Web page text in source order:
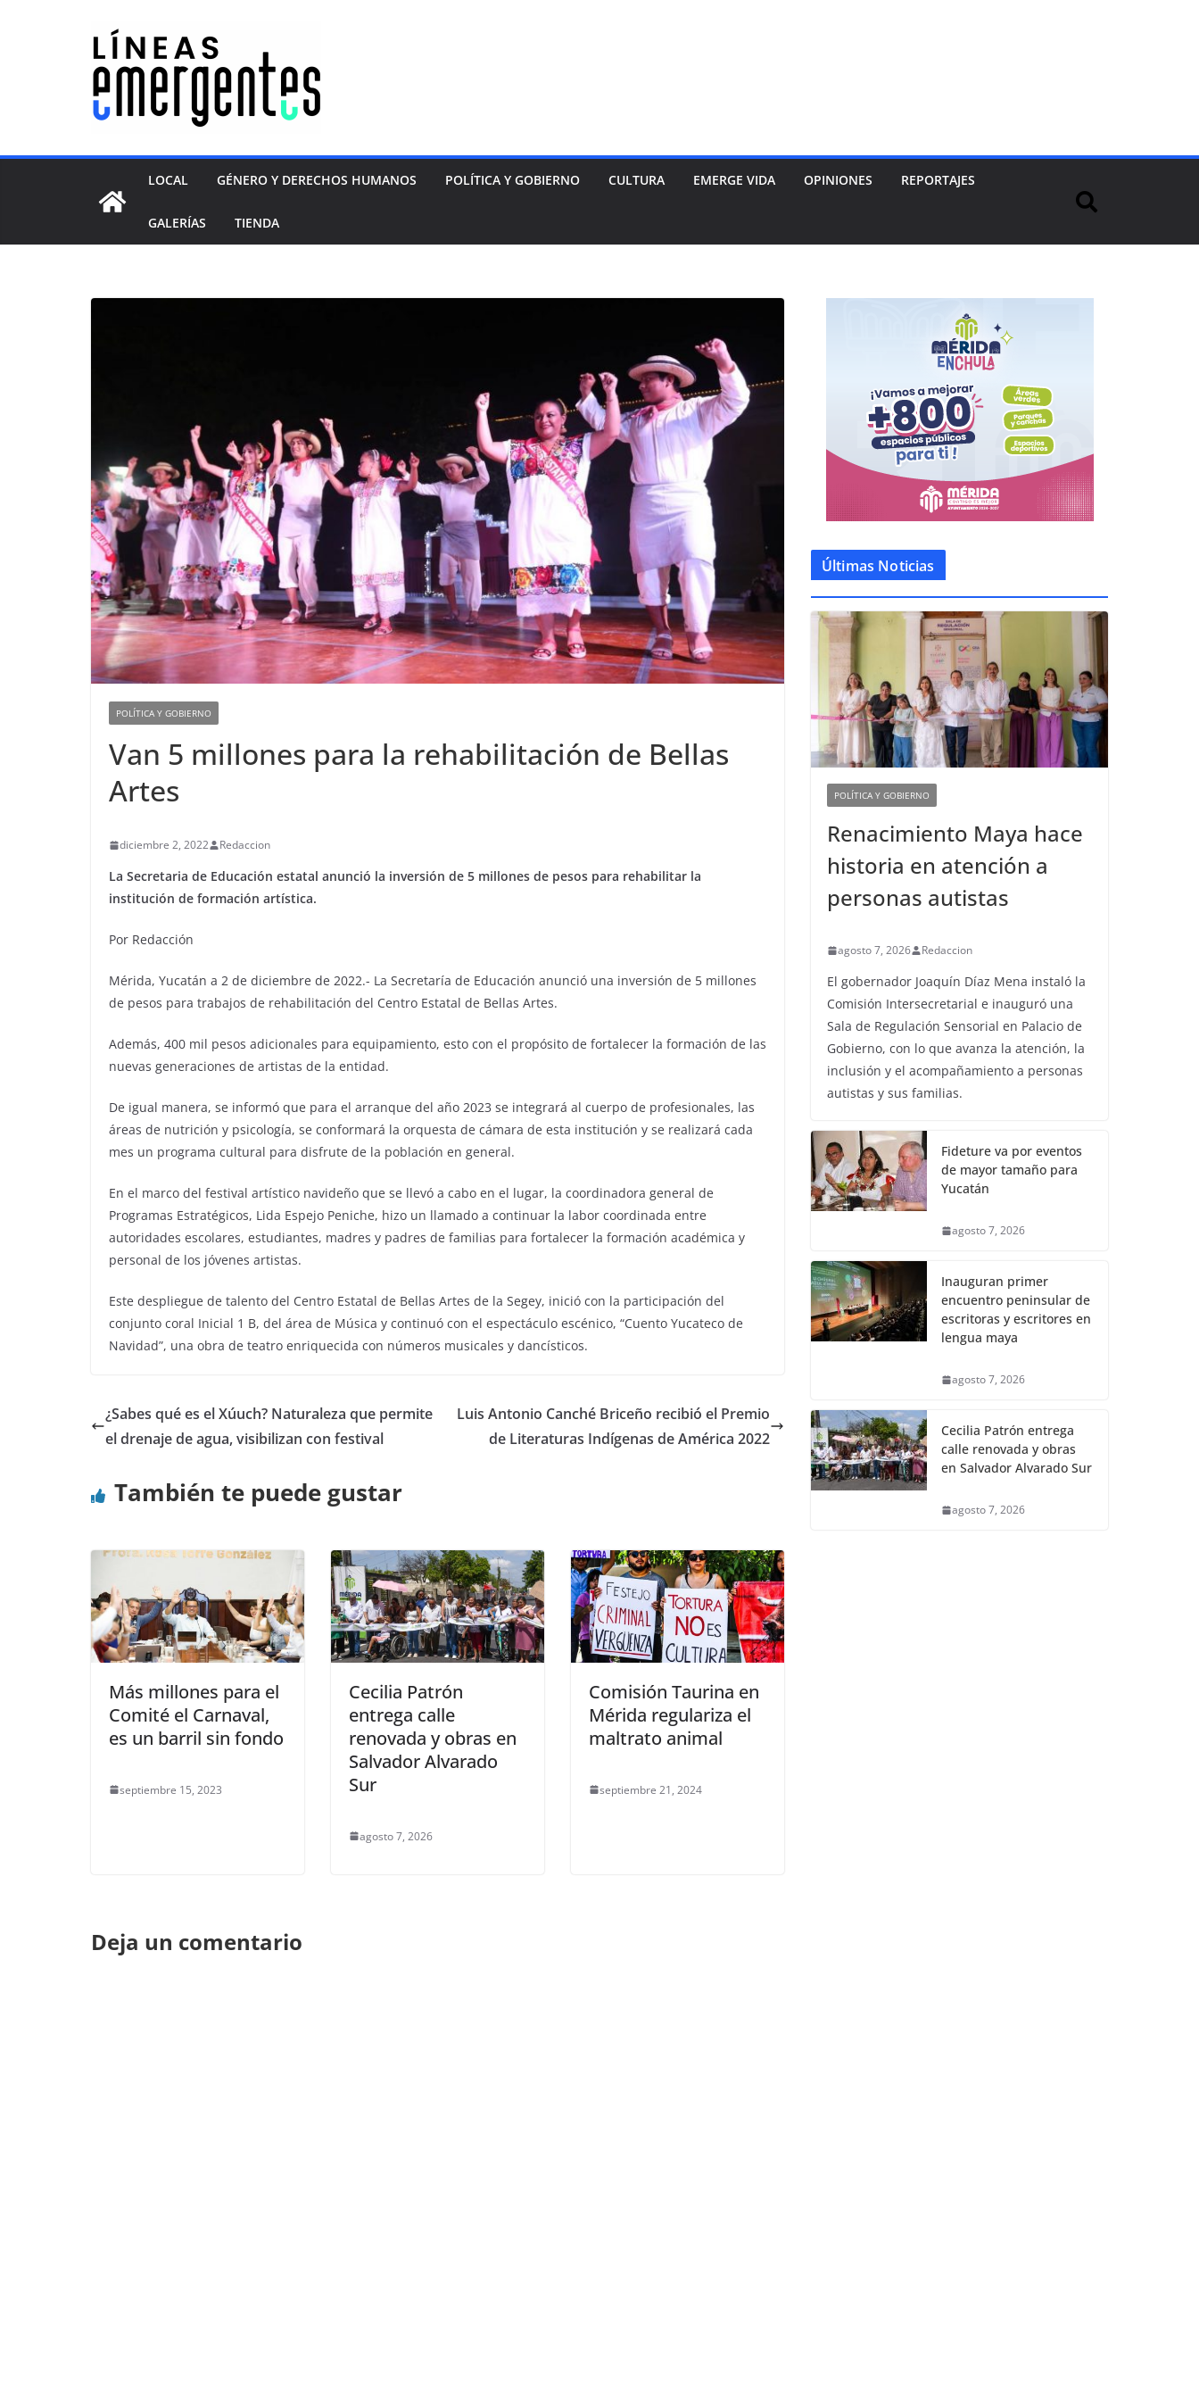
LOCAL GÉNERO Y DERECHOS HUMANOS POLÍTICA Y GOBIERNO CULTURA EMERGE VIDA OPINIONES REPORTAJES
GALERÍAS TIENDA
POLÍTICA Y GOBIERNO
Van 5 millones para la rehabilitación de Bellas
Artes
diciembre 2, 2022 Redaccion
La Secretaria de Educación estatal anunció la inversión de 5 millones de pesos para rehabilitar la
institución de formación artística.
Por Redacción
Mérida, Yucatán a 2 de diciembre de 2022.- La Secretaría de Educación anunció una inversión de 5 millones
de pesos para trabajos de rehabilitación del Centro Estatal de Bellas Artes.
Además, 400 mil pesos adicionales para equipamiento, esto con el propósito de fortalecer la formación de las
nuevas generaciones de artistas de la entidad.
De igual manera, se informó que para el arranque del año 2023 se integrará al cuerpo de profesionales, las
áreas de nutrición y psicología, se conformará la orquesta de cámara de esta institución y se realizará cada
mes un programa cultural para disfrute de la población en general.
En el marco del festival artístico navideño que se llevó a cabo en el lugar, la coordinadora general de
Programas Estratégicos, Lida Espejo Peniche, hizo un llamado a continuar la labor coordinada entre
autoridades escolares, estudiantes, madres y padres de familias para fortalecer la formación académica y
personal de los jóvenes artistas.
Este despliegue de talento del Centro Estatal de Bellas Artes de la Segey, inició con la participación del
conjunto coral Inicial 1 B, del área de Música y continuó con el espectáculo escénico, “Cuento Yucateco de
Navidad”, una obra de teatro enriquecida con números musicales y dancísticos.
¿Sabes qué es el Xúuch? Naturaleza que permite
el drenaje de agua, visibilizan con festival
Luis Antonio Canché Briceño recibió el Premio
de Literaturas Indígenas de América 2022
También te puede gustar
Más millones para el
Comité el Carnaval,
es un barril sin fondo
septiembre 15, 2023
Cecilia Patrón
entrega calle
renovada y obras en
Salvador Alvarado
Sur
agosto 7, 2026
Comisión Taurina en
Mérida regulariza el
maltrato animal
septiembre 21, 2024
Deja un comentario
Últimas Noticias
POLÍTICA Y GOBIERNO
Renacimiento Maya hace
historia en atención a
personas autistas
agosto 7, 2026 Redaccion
El gobernador Joaquín Díaz Mena instaló la
Comisión Intersecretarial e inauguró una
Sala de Regulación Sensorial en Palacio de
Gobierno, con lo que avanza la atención, la
inclusión y el acompañamiento a personas
autistas y sus familias.
Fideture va por eventos
de mayor tamaño para
Yucatán
agosto 7, 2026
Inauguran primer
encuentro peninsular de
escritoras y escritores en
lengua maya
agosto 7, 2026
Cecilia Patrón entrega
calle renovada y obras
en Salvador Alvarado Sur
agosto 7, 2026